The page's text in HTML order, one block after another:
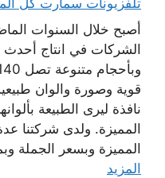
أصبح خلال السنوات
الشركات في انتاج
قوية وصورة والوان
نافذة ليرى الطبيعة
المميزة. ولدى
المميزة وبسعر الجملة
المزيد